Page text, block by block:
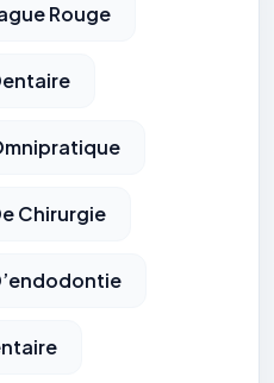
Rouge
Chirurgie